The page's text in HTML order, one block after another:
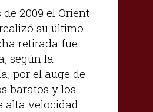
2009 el Orient
su último
retirada fue
según la
por el auge de
baratos y los
alta velocidad.